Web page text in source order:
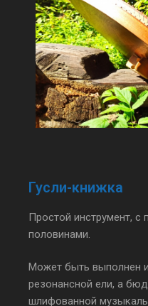
Гусли-книжка
Простой инструмент, с
половинами.
Может быть выполнен
резонансной ели, а
шлифованной